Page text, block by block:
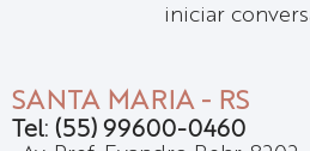
iniciar
SANTA MARIA - RS
Tel: (55) 99600-0460